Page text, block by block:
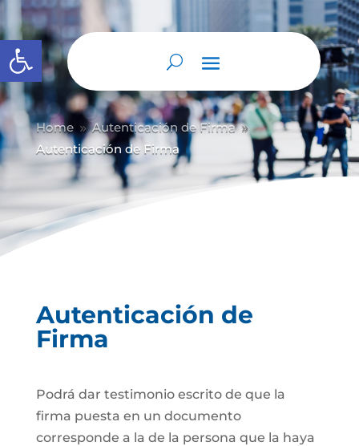
Abrir barra de herramientas
Home 9 Autenticación de Firma 9
Autenticación de Firma
Autenticación de
Firma
Podrá dar testimonio escrito de que la
firma puesta en un documento
corresponde a la de la persona que la haya